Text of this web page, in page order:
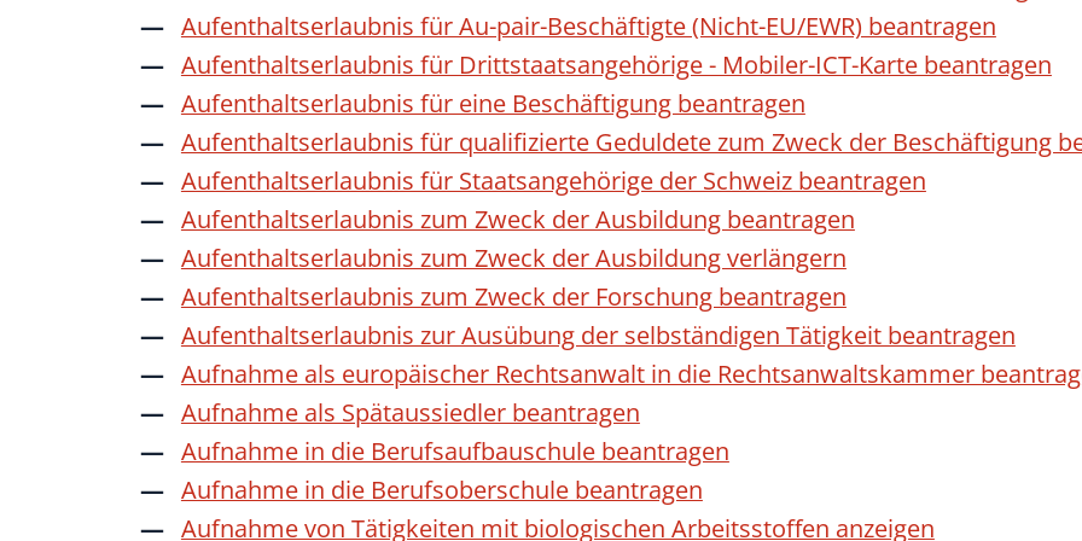
Aufenthaltserlaubnis für Au-pair-Beschäftigte (Nicht-EU/EWR) beantragen
Aufenthaltserlaubnis für Drittstaatsangehörige - Mobiler-ICT-Karte beantragen
Aufenthaltserlaubnis für eine Beschäftigung beantragen
Aufenthaltserlaubnis für qualifizierte Geduldete zum Zweck der Beschäftigung
Aufenthaltserlaubnis für Staatsangehörige der Schweiz beantragen
Aufenthaltserlaubnis zum Zweck der Ausbildung beantragen
Aufenthaltserlaubnis zum Zweck der Ausbildung verlängern
Aufenthaltserlaubnis zum Zweck der Forschung beantragen
Aufenthaltserlaubnis zur Ausübung der selbständigen Tätigkeit beantragen
Aufnahme als europäischer Rechtsanwalt in die Rechtsanwaltskammer
Aufnahme als Spätaussiedler beantragen
Aufnahme in die Berufsaufbauschule beantragen
Aufnahme in die Berufsoberschule beantragen
Aufnahme von Tätigkeiten mit biologischen Arbeitsstoffen anzeigen